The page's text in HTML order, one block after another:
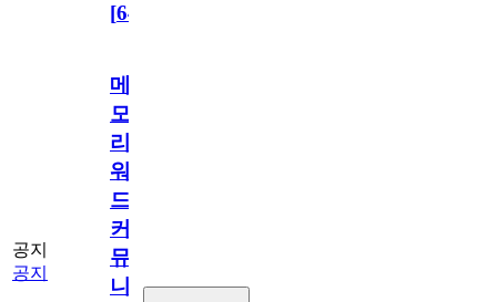
[64
공지
공지
메
모
리
워
드
커
뮤
니